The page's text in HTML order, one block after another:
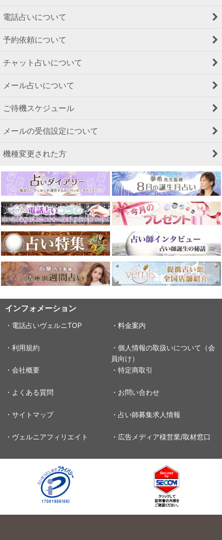
電話占いについて
予約依頼について
チャット占いについて
メール占いについて
ご待機スケジュール
メールの受信設定について
機種変更された方
インフォメーション
・電話占いヴェルニTOP ・料金案内
・利用規約
・個人情報の取扱いについて（会
員向け）
・会社概要
・特定商取引
・よくある質問 ・お問い合わせ
・サイトマップ ・占い師募集求人情報
・ヴェルニアフィリエイト ・広告メディア様営業/取材窓口